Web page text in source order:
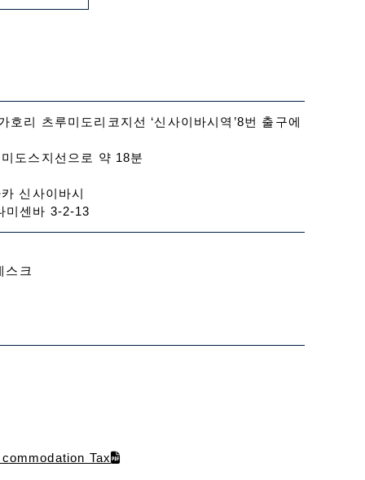
호리 츠루미도리코지선 ‘신사이바시역’8번 출구에
도스지선으로 약 18분
신사이바시
미센바 3-2-13
스크
Tax